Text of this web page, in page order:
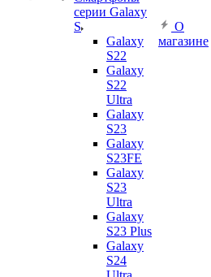
серии Galaxy
S
Galaxy
S22
Galaxy
S22
Ultra
Galaxy
S23
Galaxy
S23FE
Galaxy
S23
Ultra
Galaxy
S23 Plus
Galaxy
S24
О
магазине